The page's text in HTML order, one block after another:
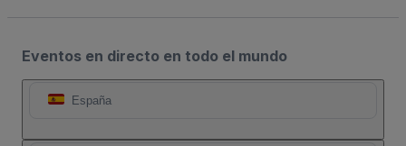
Eventos en directo en todo el mundo
España